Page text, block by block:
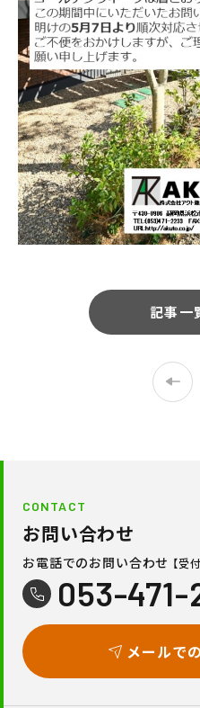
お問い合わせ
お電話でのお問い合わせ【受
053-
メールで
記事一
CONTACT
お問い合わせ
お電話でのお問い合わせ 【受
053-471-
メールで